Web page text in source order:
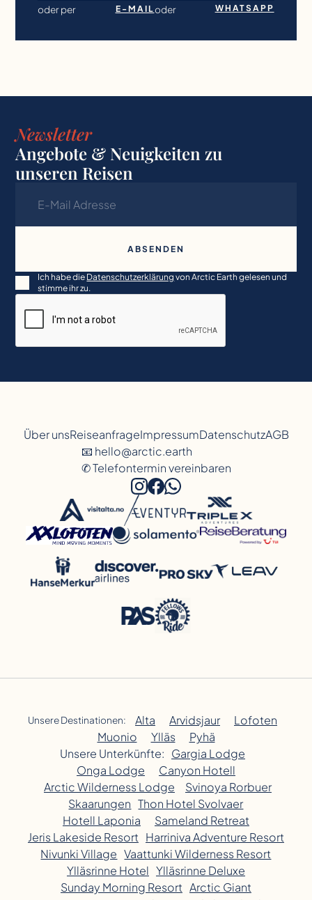
oder per E-MAILoder WHATSAPP
Newsletter
Angebote & Neuigkeiten zu
unseren Reisen
Ich habe die Datenschutzerklärung von Arctic Earth gelesen und
stimme ihr zu.
Über unsReiseanfrageImpressumDatenschutzAGB
📧 hello@arctic.earth
✆ Telefontermin vereinbaren
Unsere Destinationen: Alta Arvidsjaur
Lofoten
Muonio
Ylläs
Pyhä
Unsere Unterkünfte: Gargia Lodge
Onga Lodge
Canyon Hotell
Arctic Wilderness Lodge
Svinoya Rorbuer
Skaarungen Thon Hotel Svolvaer
Hotell Laponia
Sameland Retreat
Jeris Lakeside Resort Harriniva Adventure Resort
Nivunki Village Vaattunki Wilderness Resort
Ylläsrinne Hotel Ylläsrinne Deluxe
Sunday Morning Resort Arctic Giant